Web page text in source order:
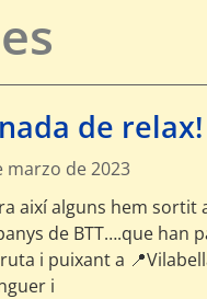
de relax!
marzo de 2023
així alguns hem sortit
de BTT….que han
i puixant a
i